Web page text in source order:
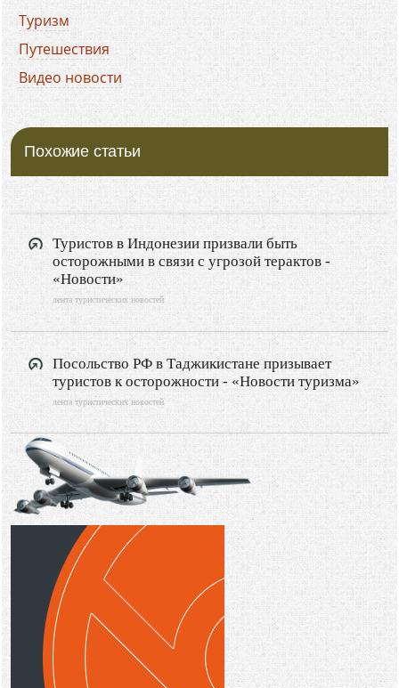
Туризм
Путешествия
Видео новости
Похожие статьи
Туристов в Индонезии призвали быть
осторожными в связи с угрозой терактов -
«Новости»
лента туристических новостей
Посольство РФ в Таджикистане призывает
туристов к осторожности - «Новости туризма»
лента туристических новостей